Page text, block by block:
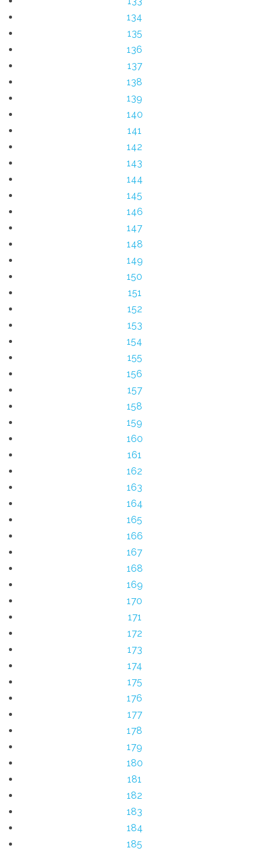
134
135
136
137
138
139
140
141
142
143
144
145
146
147
148
149
150
151
152
153
154
155
156
157
158
159
160
161
162
163
164
165
166
167
168
169
170
171
172
173
174
175
176
177
178
179
180
181
182
183
184
185